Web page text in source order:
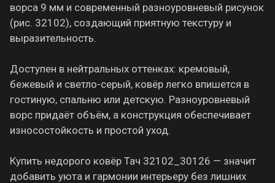
ворса 9 мм и современный разноуровневый рисунок
(рис. 32102), создающий приятную текстуру и
выразительность.
Доступен в нейтральных оттенках: кремовый,
бежевый и светло-серый, ковёр легко впишется в
гостиную, спальню или детскую. Разноуровневый
ворс придаёт объём, а конструкция обеспечивает
износостойкость и простой уход.
Купить недорого ковёр Тач 32102_30126 — значит
добавить уюта и гармонии интерьеру без лишних